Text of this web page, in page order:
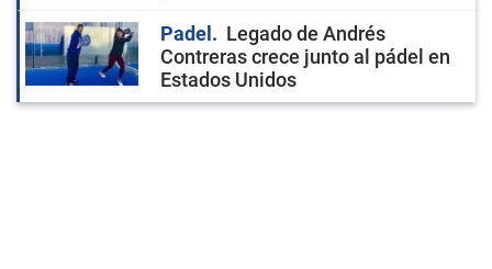
Padel
Legado de Andrés
Contreras crece junto al pádel en
Estados Unidos